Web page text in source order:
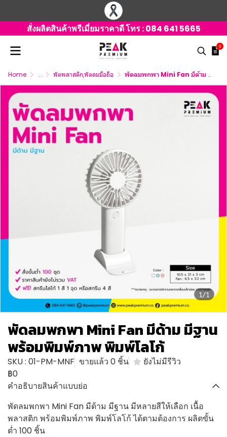
สั่งผลิตสินค้าพรีเมี่ยมราคาดี โทร :084 641 5665
0
Home ... พัดพลาสติก,พัดลมมือถือ พัดลมพกพา Mini Fan มีด้าม มีฐาน พร้อมพิมพ์ภาพ พิมพ์โลโก้
1/1
พัดลมพกพา Mini Fan มีด้าม มีฐาน
พร้อมพิมพ์ภาพ พิมพ์โลโก้
SKU : 01-PM-MNF ขายแล้ว 0 ชิ้น
ยังไม่มีรีวิว
฿0
คำอธิบายสินค้าแบบย่อ
พัดลมพกพา Mini Fan มีด้าม มีฐาน มีหลายสีให้เลือก เนื้อ
พลาสติก พร้อมพิมพ์ภาพ พิมพ์โลโก้ ได้ตามต้องการ ผลิตขั้น
ต่ำ 100 ชิ้น